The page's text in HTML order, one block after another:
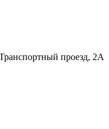
проезд, 2А